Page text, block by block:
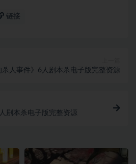
链接
杀人事件》6人剧本杀电子版完整资源
剧本杀电子版完整资源